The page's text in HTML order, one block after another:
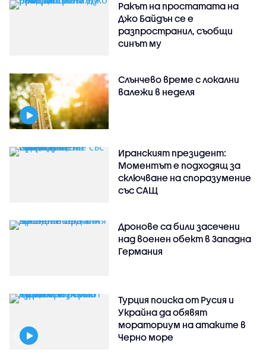
Ракът на простатата на
Джо Байдън се е
разпространил, съобщи
синът му
Слънчево време с локални
валежи в неделя
Иранският президент:
Моментът е подходящ за
сключване на споразумение
със САЩ
Дронове са били засечени
над военен обект в Западна
Германия
Турция поиска от Русия и
Украйна да обявят
мораториум на атаките в
Черно море